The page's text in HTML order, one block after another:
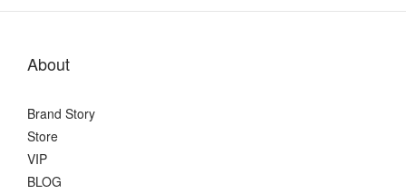
About
Brand Story
Store
VIP
BLOG